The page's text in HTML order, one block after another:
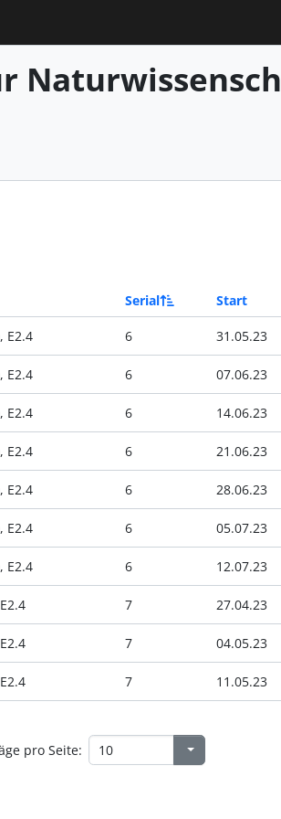
Serial Start
E2.4 6 31.05.23
E2.4 6 07.06.23
E2.4 6 14.06.23
E2.4 6 21.06.23
E2.4 6 28.06.23
E2.4 6 05.07.23
E2.4 6 12.07.23
7 27.04.23
7 04.05.23
7 11.05.23
pro Seite: